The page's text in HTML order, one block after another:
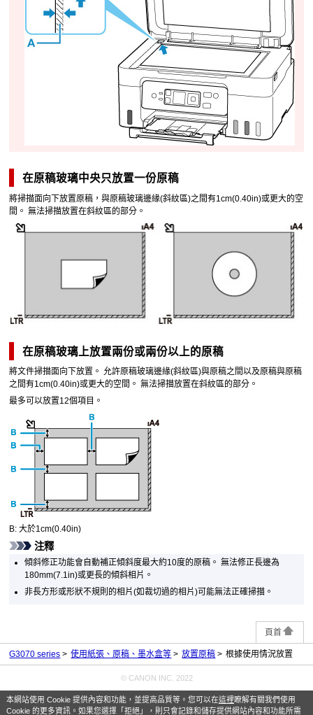
本網站使用 Cookie 提供內容和功能，並提高品質等。您可以在這裡瞭解有關我們使用
Cookie 的更多資訊。如果您選擇「拒絕」，則只會記錄和儲存提供網站內容和功能所需
在原稿玻璃中央只放置一份原稿
將掃描面向下放置原稿，與原稿玻璃邊緣(斜紋區)之間有1cm(0.40in)或更大的空
間。 無法掃描放置在斜紋區的部分。
在原稿玻璃 上放置兩份或兩份以上的原稿
將文件掃描面向下放置。 允許原稿玻璃邊緣(斜紋區)與原稿之間以及原稿與原稿
之間有1cm(0.40in)或更大的空間。 無法掃描放置在斜紋區的部分。
最多可以放置12個項目。
B:大於1cm(0.40in)
注釋
傾斜修正功能會自動補正傾斜度最大約10度的原稿。 無法修正長邊為
180mm(7.1in)或更長的傾斜相片。
非長方形或形狀不規則的相片(如裁切過的相片)可能無法正確掃描。
頁首
G3070 series 使用紙張、原稿、墨水盒等 放置原稿 根據使用情況放置
© CANON INC. 2022